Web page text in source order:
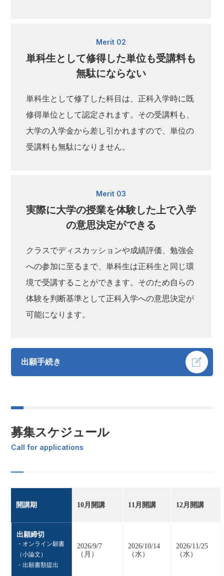
Merit 02
単科生として修得した単位も受講料も
無駄にならない
単科生として修了した科目は、正科入学時に既
修得単位として認定されます。その受講料も、
大学の入学金から差し引かれますので、単位の
受講料も無駄になりません。
Merit 03
実際に大学の授業を体験した上で入学
の意思決定ができる
クラスでディスカッションや成績評価、勉強会
への参加に至るまで、単科生は正科生と同じ環
境で受講することができます。そのため自らの
体験を判断基準として正科入学への意思決定が
可能になります。
出願手続き
募集スケジュール
Call for applications
開講期 10月開講 11月開講 12月開講
出願締切
・オンライン願書
（小論文）
・出願書類提出
2026/9/7
（月）
2026/10/14
（水）
2026/11/25
（水）